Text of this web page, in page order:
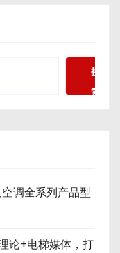
搜
索
调全系列产品型
论+电梯媒体，打